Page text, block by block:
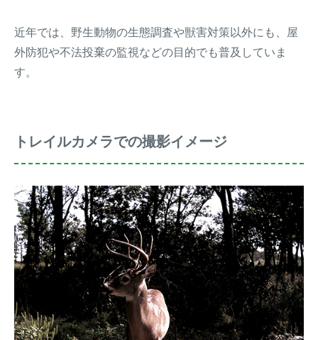
近年では、野生動物の生態調査や獣害対策以外にも、屋
外防犯や不法投棄の監視などの目的でも普及していま
す。
トレイルカメラでの撮影イメージ